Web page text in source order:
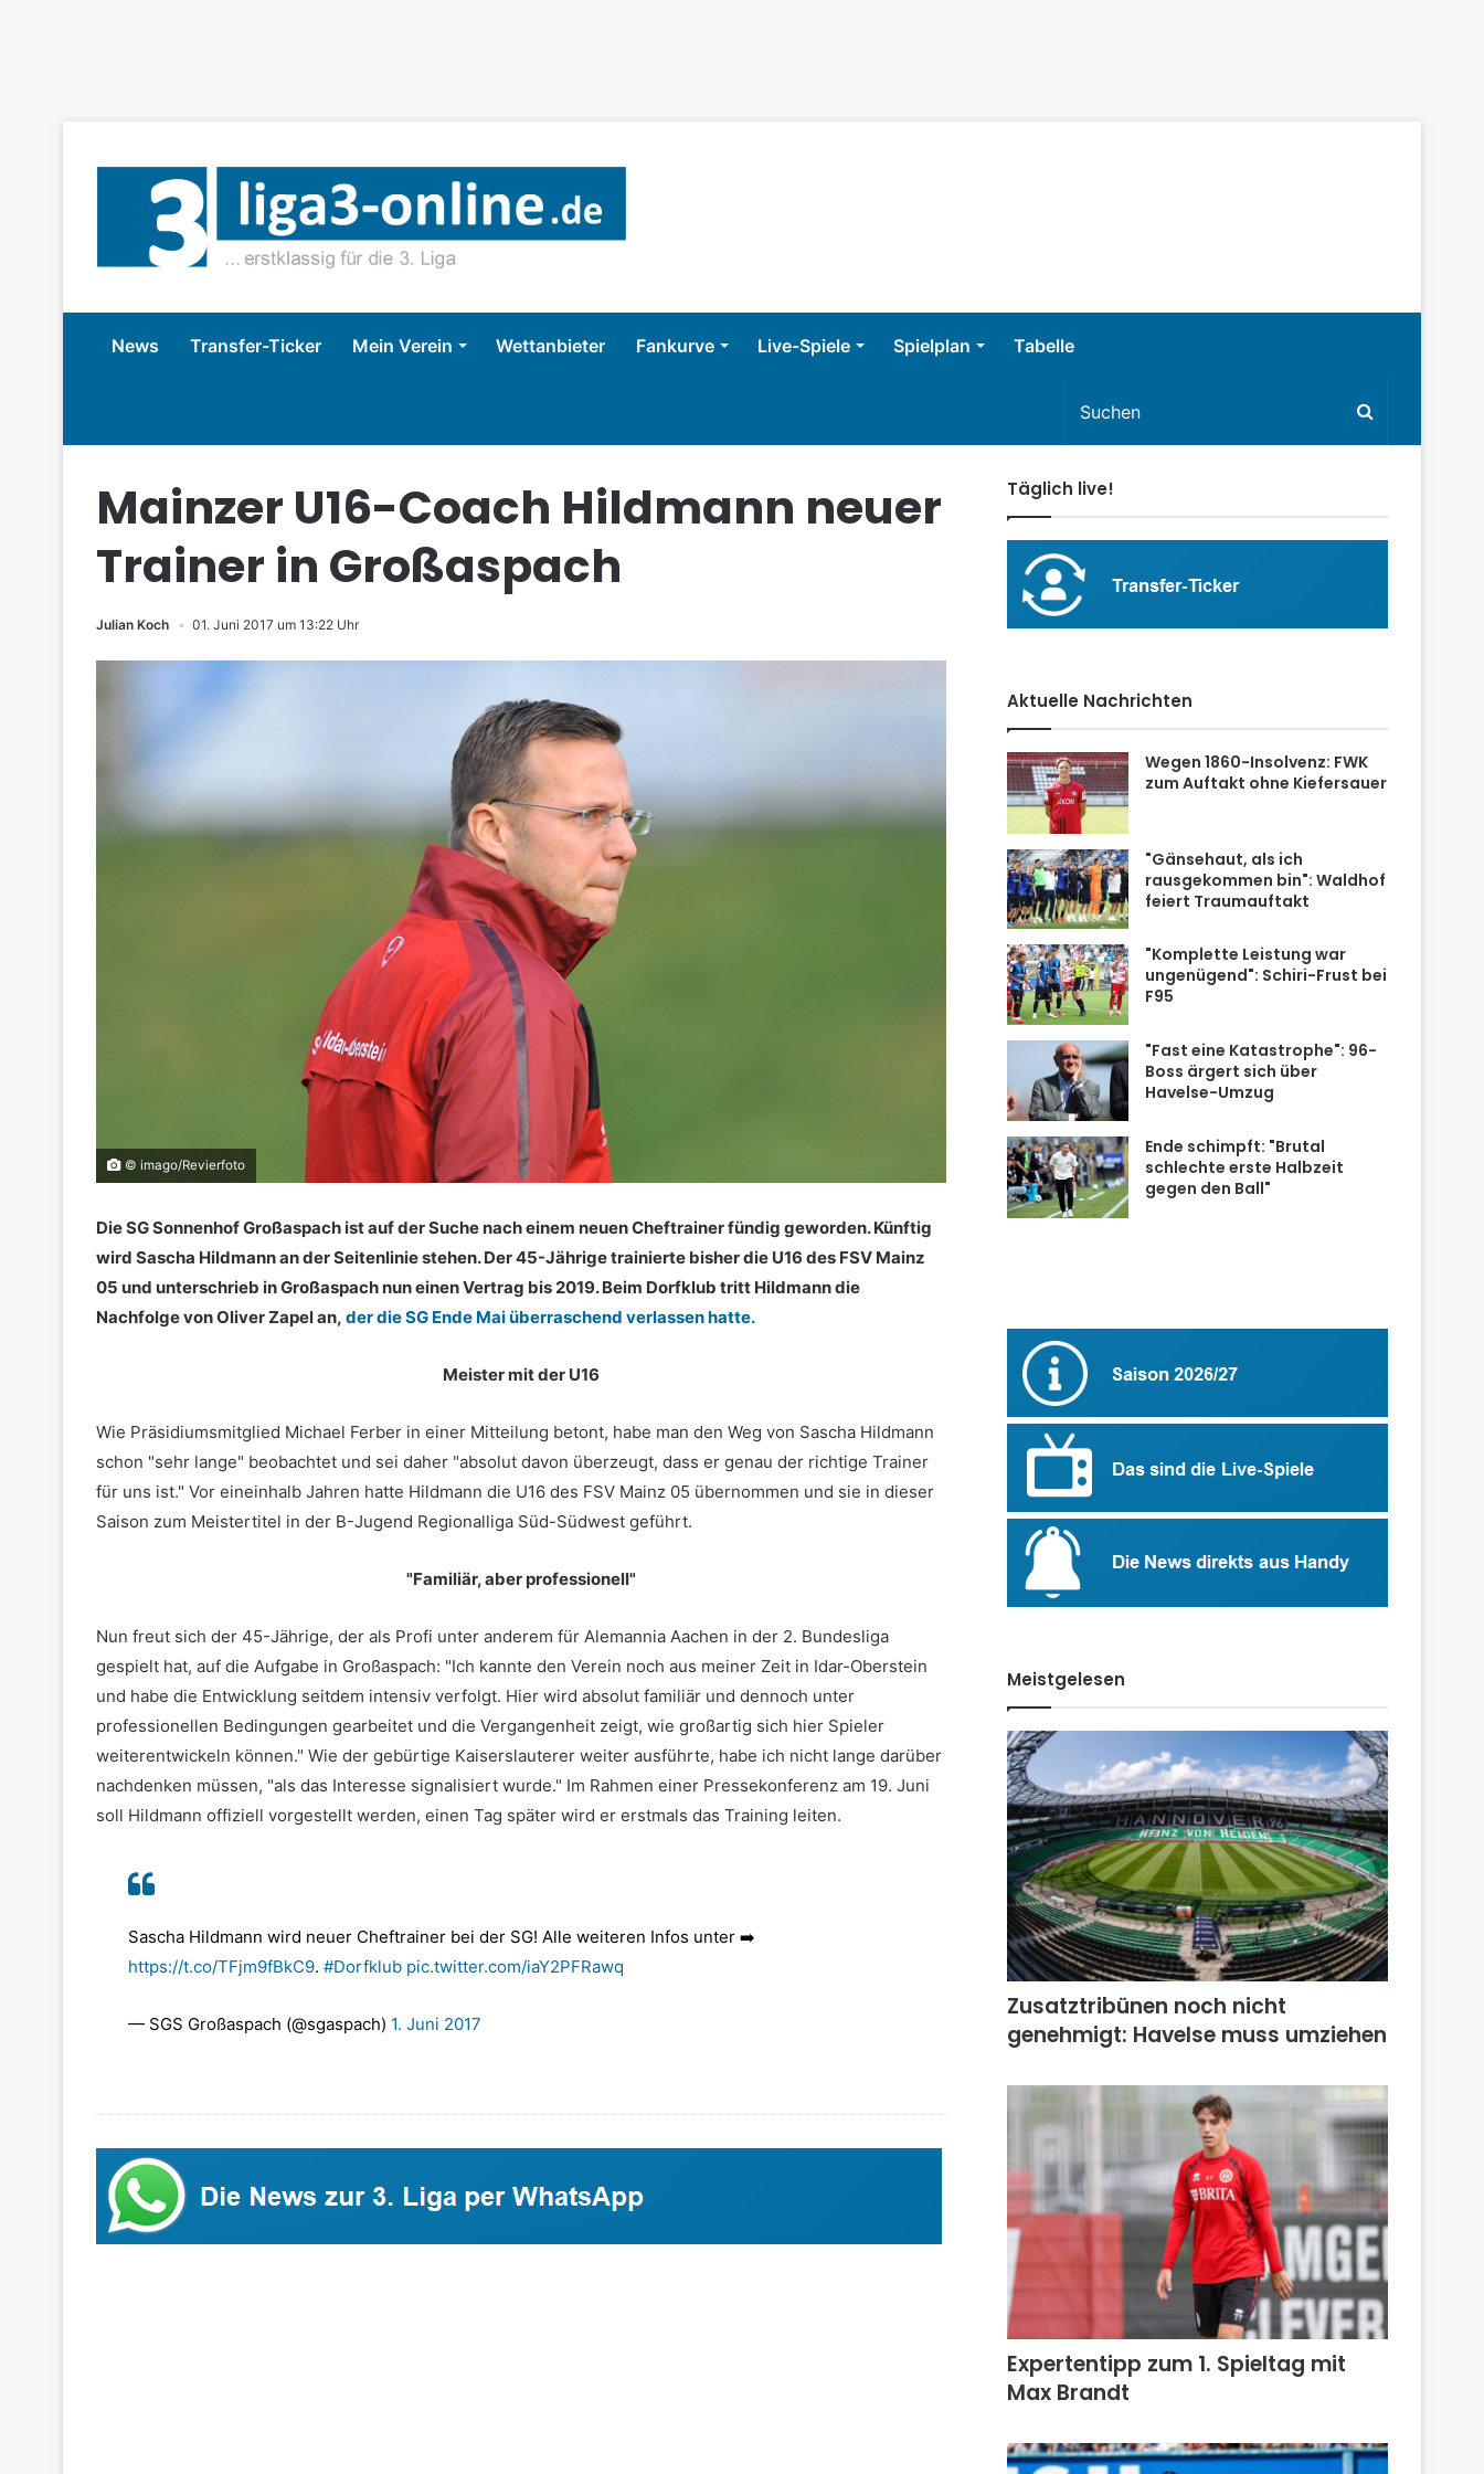
News Transfer-Ticker Mein Verein Wettanbieter Fankurve Live-Spiele Spielplan Tabelle
Mainzer U16-Coach Hildmann neuer
Trainer in Großaspach
Julian Koch 01. Juni 2017 um 13:22 Uhr
© imago/Revierfoto
Die SG Sonnenhof Großaspach ist auf der Suche nach einem neuen Cheftrainer fündig geworden. Künftig
wird Sascha Hildmann an der Seitenlinie stehen. Der 45-Jährige trainierte bisher die U16 des FSV Mainz
05 und unterschrieb in Großaspach nun einen Vertrag bis 2019. Beim Dorfklub tritt Hildmann die
Nachfolge von Oliver Zapel an, der die SG Ende Mai überraschend verlassen hatte.
Meister mit der U16
Wie Präsidiumsmitglied Michael Ferber in einer Mitteilung betont, habe man den Weg von Sascha Hildmann
schon "sehr lange" beobachtet und sei daher "absolut davon überzeugt, dass er genau der richtige Trainer
für uns ist." Vor eineinhalb Jahren hatte Hildmann die U16 des FSV Mainz 05 übernommen und sie in dieser
Saison zum Meistertitel in der B-Jugend Regionalliga Süd-Südwest geführt.
"Familiär, aber professionell"
Nun freut sich der 45-Jährige, der als Profi unter anderem für Alemannia Aachen in der 2. Bundesliga
gespielt hat, auf die Aufgabe in Großaspach: "Ich kannte den Verein noch aus meiner Zeit in Idar-Oberstein
und habe die Entwicklung seitdem intensiv verfolgt. Hier wird absolut familiär und dennoch unter
professionellen Bedingungen gearbeitet und die Vergangenheit zeigt, wie großartig sich hier Spieler
weiterentwickeln können." Wie der gebürtige Kaiserslauterer weiter ausführte, habe ich nicht lange darüber
nachdenken müssen, "als das Interesse signalisiert wurde." Im Rahmen einer Pressekonferenz am 19. Juni
soll Hildmann offiziell vorgestellt werden, einen Tag später wird er erstmals das Training leiten.
Sascha Hildmann wird neuer Cheftrainer bei der SG! Alle weiteren Infos unter ➡️
https://t.co/TFjm9fBkC9. #Dorfklub pic.twitter.com/iaY2PFRawq
— SGS Großaspach (@sgaspach) 1. Juni 2017
Täglich live!
Aktuelle Nachrichten
Wegen 1860-Insolvenz: FWK
zum Auftakt ohne Kiefersauer
"Gänsehaut, als ich
rausgekommen bin": Waldhof
feiert Traumauftakt
"Komplette Leistung war
ungenügend": Schiri-Frust bei
F95
"Fast eine Katastrophe": 96-
Boss ärgert sich über
Havelse-Umzug
Ende schimpft: "Brutal
schlechte erste Halbzeit
gegen den Ball"
Meistgelesen
Zusatztribünen noch nicht
genehmigt: Havelse muss umziehen
Expertentipp zum 1. Spieltag mit
Max Brandt